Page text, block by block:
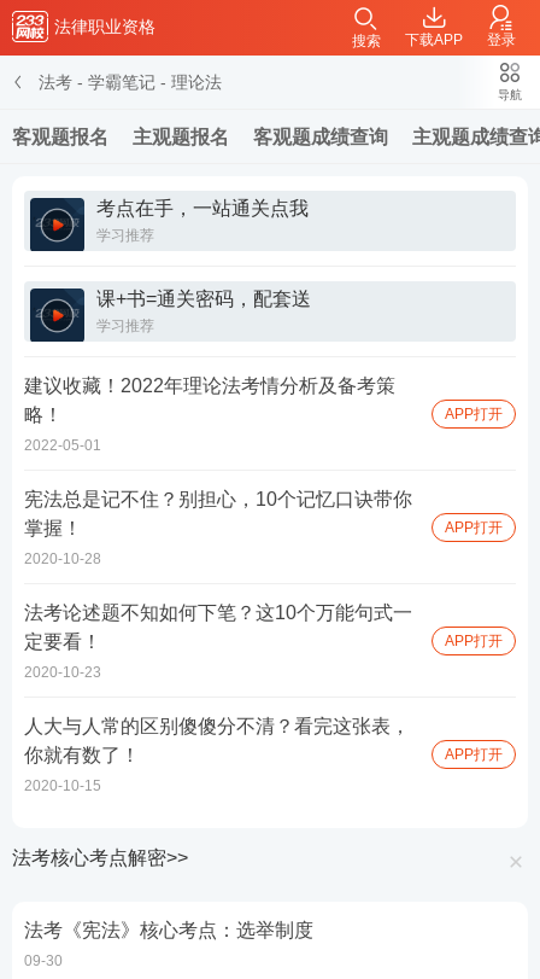
法律职业资格
下载APP 登录
搜索
法考 - 学霸笔记 - 理论法
客观题报名 主观题报名 客观题成绩查询 主观题成绩查
导航
考点在手，一站通关点我
学习推荐
课+书=通关密码，配套送
学习推荐
建议收藏！2022年理论法考情分析及备考策
略！
2022-05-01
APP打开
宪法总是记不住？别担心，10个记忆口诀带你
掌握！
2020-10-28
APP打开
法考论述题不知如何下笔？这10个万能句式一
定要看！
2020-10-23
APP打开
人大与人常的区别傻傻分不清？看完这张表，
你就有数了！
2020-10-15
APP打开
法考核心考点解密>>
法考《宪法》核心考点：选举制度
09-30